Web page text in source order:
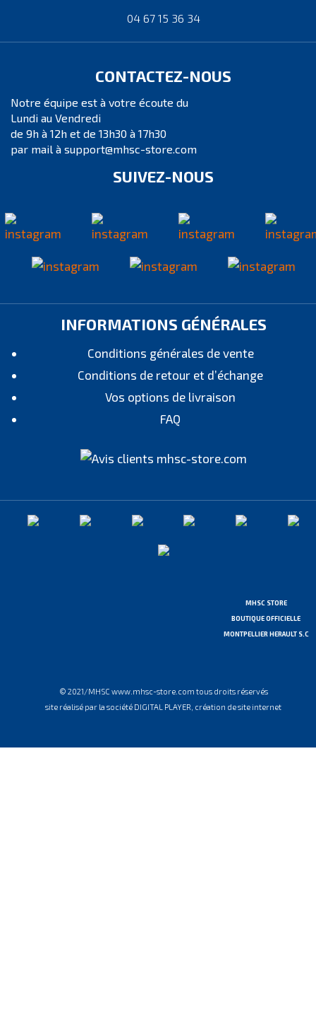
04 67 15 36 34
CONTACTEZ-NOUS
Notre équipe est à votre écoute du
Lundi au Vendredi
de 9h à 12h et de 13h30 à 17h30
par mail à support@mhsc-store.com
SUIVEZ-NOUS
INFORMATIONS GÉNÉRALES
Conditions générales de vente
Conditions de retour et d’échange
Vos options de livraison
FAQ
MHSC STORE
BOUTIQUE OFFICIELLE
MONTPELLIER HERAULT S.C
© 2021/MHSC www.mhsc-store.com tous droits réservés
site réalisé par la société DIGITAL PLAYER, création de site internet